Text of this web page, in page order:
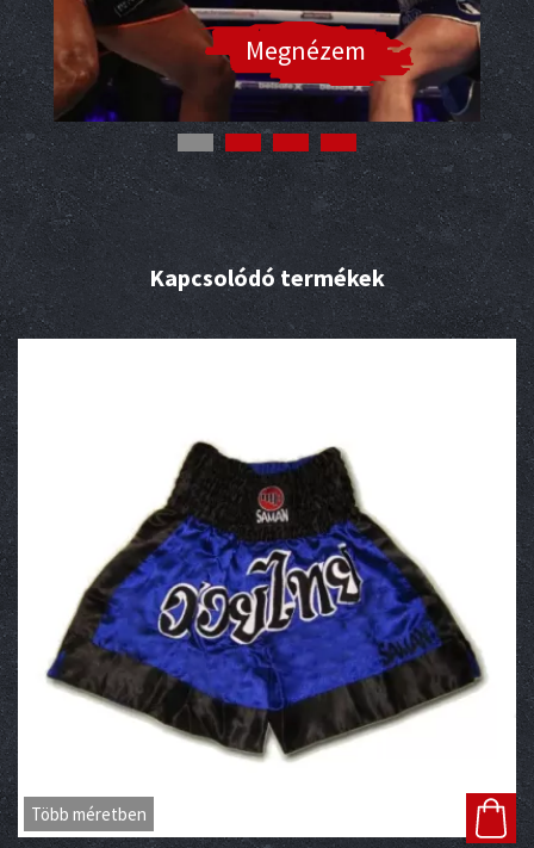
Megnézem
Kapcsolódó termékek
Több méretben